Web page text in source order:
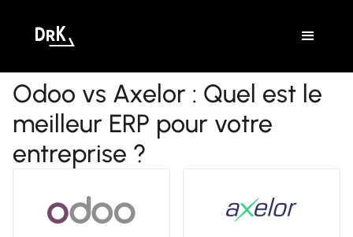
Odoo vs Axelor : Quel est le
meilleur ERP pour votre
entreprise ?